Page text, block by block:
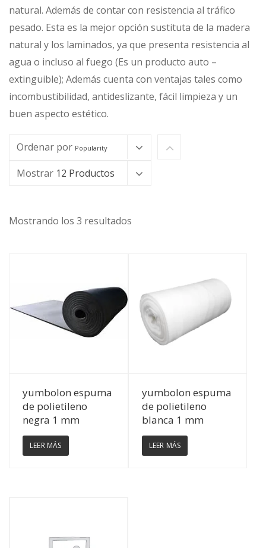
natural. Además de contar con resistencia al tráfico
pesado. Esta es la mejor opción sustituta de la madera
natural y los laminados, ya que presenta resistencia al
agua o incluso al fuego (Es un producto auto –
extinguible); Además cuenta con ventajas tales como
incombustibilidad, antideslizante, fácil limpieza y un
buen aspecto estético.
Ordenar por Popularity
Mostrar 12 Productos
Mostrando los 3 resultados
Ver Detalles
yumbolon espuma
de polietileno
negra 1 mm
LEER MÁS
Ver Detalles
yumbolon espuma
de polietileno
blanca 1 mm
LEER MÁS